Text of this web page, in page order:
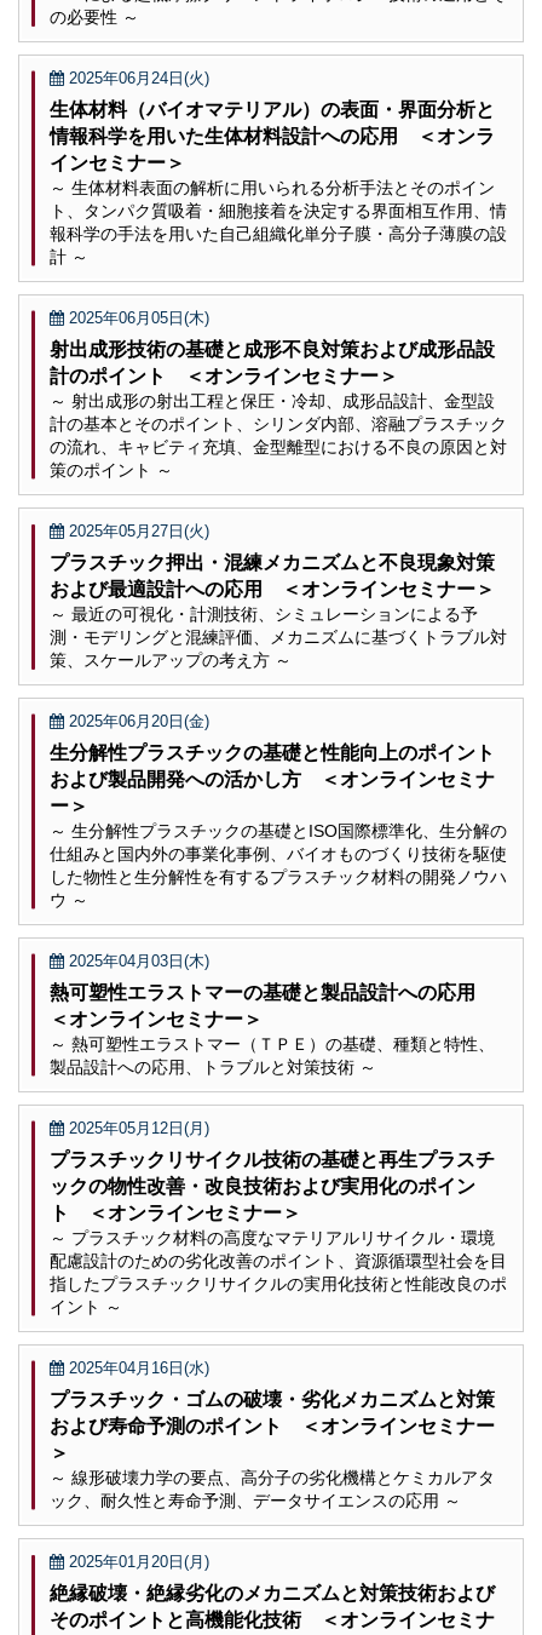
の必要性 ～
2025年06月24日(火)
生体材料（バイオマテリアル）の表面・界面分析と
情報科学を用いた生体材料設計への応用 ＜オンラ
インセミナー＞
～ 生体材料表面の解析に用いられる分析手法とそのポイン
ト、タンパク質吸着・細胞接着を決定する界面相互作用、情
報科学の手法を用いた自己組織化単分子膜・高分子薄膜の設
計 ～
2025年06月05日(木)
射出成形技術の基礎と成形不良対策および成形品設
計のポイント ＜オンラインセミナー＞
～ 射出成形の射出工程と保圧・冷却、成形品設計、金型設
計の基本とそのポイント、シリンダ内部、溶融プラスチック
の流れ、キャビティ充填、金型離型における不良の原因と対
策のポイント ～
2025年05月27日(火)
プラスチック押出・混練メカニズムと不良現象対策
および最適設計への応用 ＜オンラインセミナー＞
～ 最近の可視化・計測技術、シミュレーションによる予
測・モデリングと混練評価、メカニズムに基づくトラブル対
策、スケールアップの考え方 ～
2025年06月20日(金)
生分解性プラスチックの基礎と性能向上のポイント
および製品開発への活かし方 ＜オンラインセミナ
ー＞
～ 生分解性プラスチックの基礎とISO国際標準化、生分解の
仕組みと国内外の事業化事例、バイオものづくり技術を駆使
した物性と生分解性を有するプラスチック材料の開発ノウハ
ウ ～
2025年04月03日(木)
熱可塑性エラストマーの基礎と製品設計への応用
＜オンラインセミナー＞
～ 熱可塑性エラストマー（ＴＰＥ）の基礎、種類と特性、
製品設計への応用、トラブルと対策技術 ～
2025年05月12日(月)
プラスチックリサイクル技術の基礎と再生プラスチ
ックの物性改善・改良技術および実用化のポイン
ト ＜オンラインセミナー＞
～ プラスチック材料の高度なマテリアルリサイクル・環境
配慮設計のための劣化改善のポイント、資源循環型社会を目
指したプラスチックリサイクルの実用化技術と性能改良のポ
イント ～
2025年04月16日(水)
プラスチック・ゴムの破壊・劣化メカニズムと対策
および寿命予測のポイント ＜オンラインセミナー
＞
～ 線形破壊力学の要点、高分子の劣化機構とケミカルアタ
ック、耐久性と寿命予測、データサイエンスの応用 ～
2025年01月20日(月)
絶縁破壊・絶縁劣化のメカニズムと対策技術および
そのポイントと高機能化技術 ＜オンラインセミナ